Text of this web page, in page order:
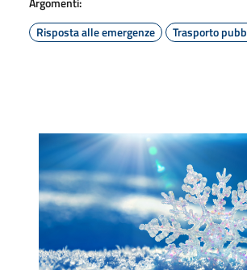
Risposta alle emergenze
Trasporto